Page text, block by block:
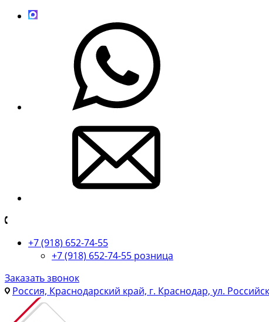
+7 (918) 652-74-55
+7 (918) 652-74-55 розница
Заказать звонок
Россия, Краснодарский край, г. Краснодар, ул.